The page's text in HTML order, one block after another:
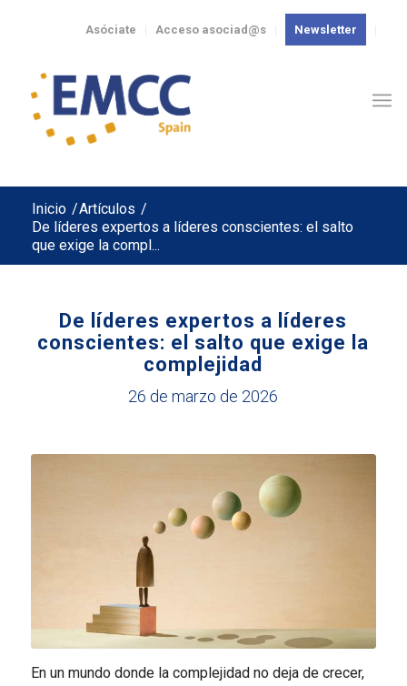
Newsletter
Acceso asociad@s
Asóciate
Inicio /Artículos /
De líderes expertos a líderes conscientes: el salto
que exige la compl...
De líderes expertos a líderes
conscientes: el salto que exige la
complejidad
26 de marzo de 2026
En un mundo donde la complejidad no deja de crecer,